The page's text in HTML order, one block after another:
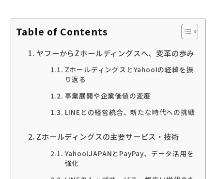
Table of Contents
ヤフーからZホールディングスへ、変革の歩み
ZホールディングスとYahoo!の経緯を振
り返る
事業展開や企業価値の変遷
LINEとの経営統合、新たな時代への挑戦
Zホールディングスの主要サービス・技術
Yahoo!JAPANとPayPay、データ活用を
強化